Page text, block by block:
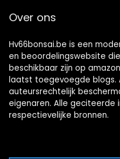
Over ons
Hv66bonsai.be is een
en beoordelingswebsite
beschikbaar zijn op
laatst toegevoegde blogs.
auteursrechtelijk
eigenaren. Alle geciteerde
respectievelijke bronnen.